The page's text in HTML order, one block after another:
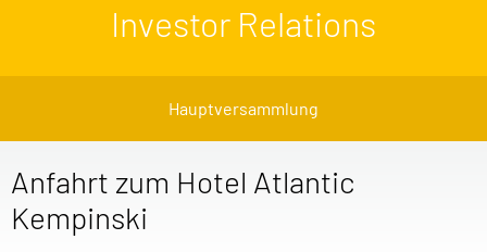
Investor Relations
Hauptversammlung
Anfahrt zum Hotel Atlantic
Kempinski